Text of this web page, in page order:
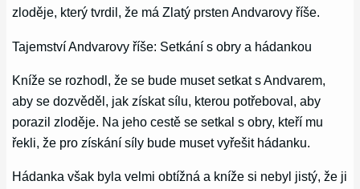
zloděje, který tvrdil, že má Zlatý prsten Andvarovy říše.
Tajemství Andvarovy říše: Setkání s obry a hádankou
Kníže se rozhodl, že se bude muset setkat s Andvarem,
aby se dozvěděl, jak získat sílu, kterou potřeboval, aby
porazil zloděje. Na jeho cestě se setkal s obry, kteří mu
řekli, že pro získání síly bude muset vyřešit hádanku.
Hádanka však byla velmi obtížná a kníže si nebyl jistý, že ji